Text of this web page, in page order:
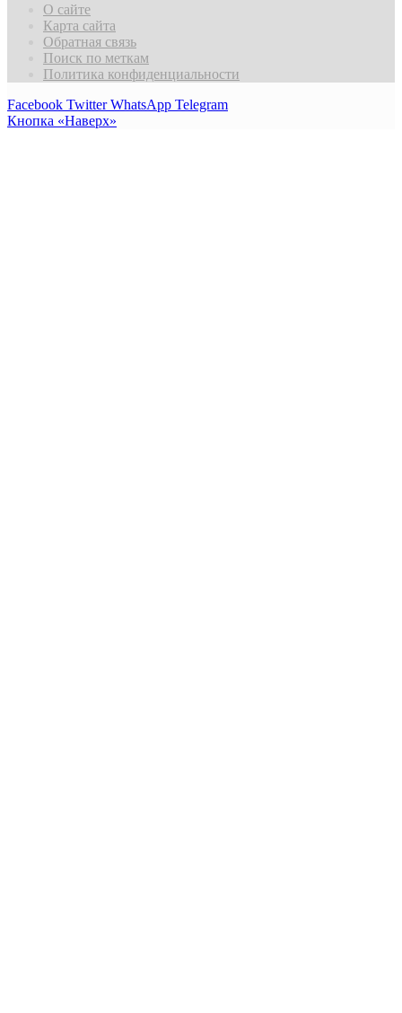
О сайте
Карта сайта
Обратная связь
Поиск по меткам
Политика конфиденциальности
Facebook Twitter WhatsApp Telegram
Кнопка «Наверх»